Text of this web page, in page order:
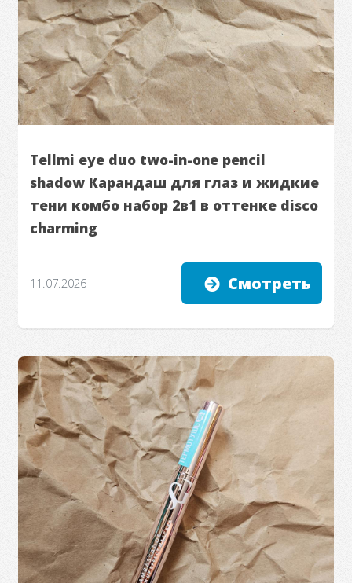
Tellmi eye duo two-in-one pencil
shadow Карандаш для глаз и жидкие
тени комбо набор 2в1 в оттенке disco
charming
11.07.2026 Смотреть